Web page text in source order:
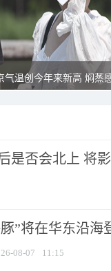
气温创今年来新高 焖蒸
是否会北上 将
”将在华东沿
08-07 11:15